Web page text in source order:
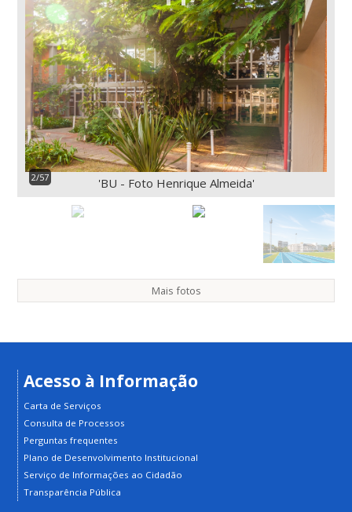
2/57 'BU - Foto Henrique Almeida'
Mais fotos
Acesso à Informação
Carta de Serviços
Consulta de Processos
Perguntas frequentes
Plano de Desenvolvimento Institucional
Serviço de Informações ao Cidadão
Transparência Pública